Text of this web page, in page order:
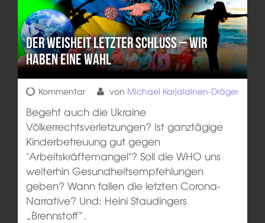
Der Weisheit letzter Schluss – Wir
haben eine Wahl
Kommentar von Michael Karjalainen-Dräger
Begeht auch die Ukraine
Völkerrechtsverletzungen? Ist ganztägige
Kinderbetreuung gut gegen
"Arbeitskräftemangel"? Soll die WHO uns
weiterhin Gesundheitsempfehlungen
geben? Wann fallen die letzten Corona-
Narrative? Und: Heini Staudingers
„Brennstoff“.